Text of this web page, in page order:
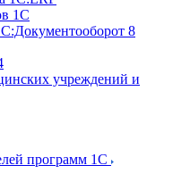
1С
8
учреждений и
программ 1С